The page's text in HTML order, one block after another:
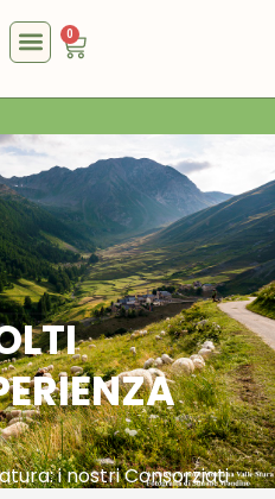
0
i nostri Consorziati